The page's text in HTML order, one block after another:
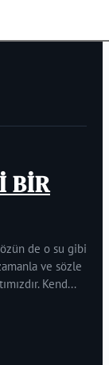
BİR
de o su gibi
ve sözle
Kend...